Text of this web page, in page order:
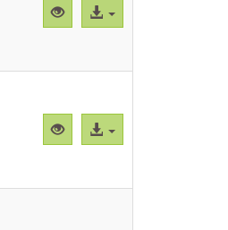
Vista
previa
Acceso
al
Vista
previa
Acceso
al